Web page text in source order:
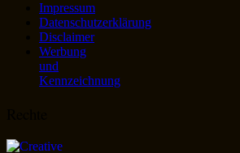
Impressum
Datenschutzerklärung
Disclaimer
Werbung
und
Kennzeichnung